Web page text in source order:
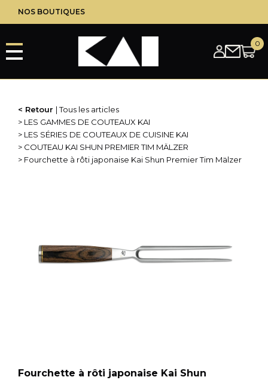
principal
NOS BOUTIQUES
Retour
Tous les articles
LES GAMMES DE COUTEAUX KAI
LES SÉRIES DE COUTEAUX DE CUISINE KAI
COUTEAU KAI SHUN PREMIER TIM MÄLZER
Fourchette à rôti japonaise Kai Shun Premier Tim Mälzer
Fourchette à rôti japonaise Kai Shun